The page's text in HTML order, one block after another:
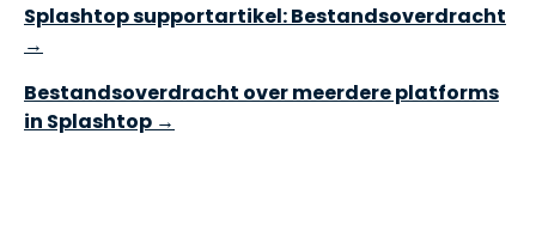
Splashtop supportartikel: Bestandsoverdracht
→
Bestandsoverdracht over meerdere platforms
in Splashtop →